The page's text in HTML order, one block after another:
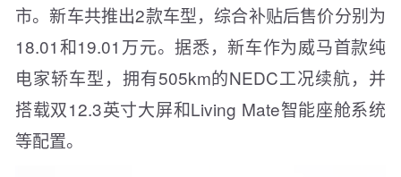
市。新车共推出2款车型，综合补贴后售价分别为
18.01和19.01万元。据悉，新车作为威马首款纯
电家轿车型，拥有505km的NEDC工况续航，并
搭载双12.3英寸大屏和Living Mate智能座舱系统
等配置。